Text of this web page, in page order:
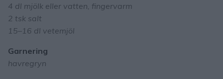
4 dl mjölk eller vatten, fingervarm
2 tsk salt
15–16 dl vetemjöl
Garnering
havregryn